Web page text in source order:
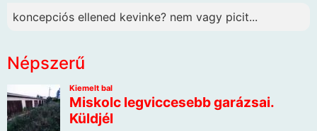
koncepciós ellened kevinke? nem vagy picit...
Népszerű